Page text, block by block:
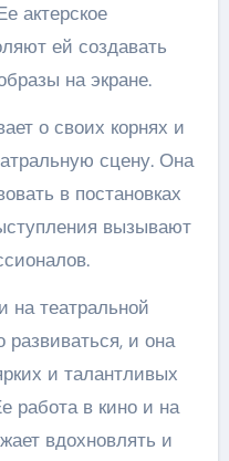
актерское
ей создавать
на экране.
о своих корнях и
сцену. Она
в постановках
вызывают
на театральной
и она
и талантливых
работа в кино и на
вдохновлять и